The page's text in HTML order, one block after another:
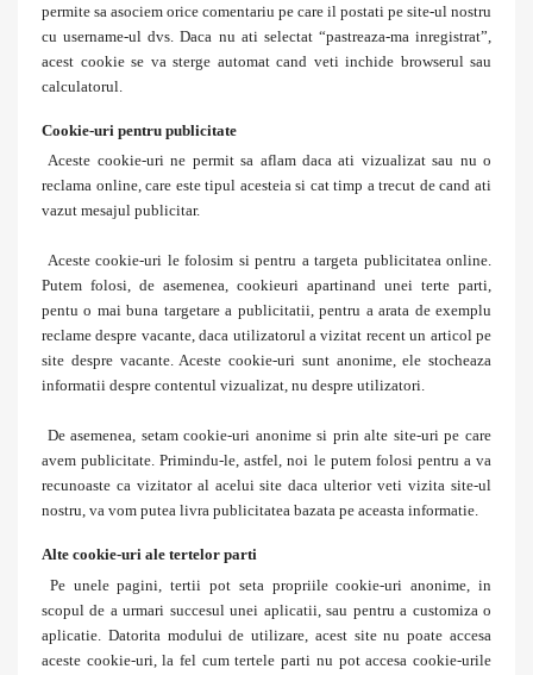
permite sa asociem orice comentariu pe care il postati pe site-ul nostru
cu username-ul dvs. Daca nu ati selectat “pastreaza-ma inregistrat”,
acest cookie se va sterge automat cand veti inchide browserul sau
calculatorul.
Cookie-uri pentru publicitate
Aceste cookie-uri ne permit sa aflam daca ati vizualizat sau nu o
reclama online, care este tipul acesteia si cat timp a trecut de cand ati
vazut mesajul publicitar.
Aceste cookie-uri le folosim si pentru a targeta publicitatea online.
Putem folosi, de asemenea, cookieuri apartinand unei terte parti,
pentu o mai buna targetare a publicitatii, pentru a arata de exemplu
reclame despre vacante, daca utilizatorul a vizitat recent un articol pe
site despre vacante. Aceste cookie-uri sunt anonime, ele stocheaza
informatii despre contentul vizualizat, nu despre utilizatori.
De asemenea, setam cookie-uri anonime si prin alte site-uri pe care
avem publicitate. Primindu-le, astfel, noi le putem folosi pentru a va
recunoaste ca vizitator al acelui site daca ulterior veti vizita site-ul
nostru, va vom putea livra publicitatea bazata pe aceasta informatie.
Alte cookie-uri ale tertelor parti
Pe unele pagini, tertii pot seta propriile cookie-uri anonime, in
scopul de a urmari succesul unei aplicatii, sau pentru a customiza o
aplicatie. Datorita modului de utilizare, acest site nu poate accesa
aceste cookie-uri, la fel cum tertele parti nu pot accesa cookie-urile